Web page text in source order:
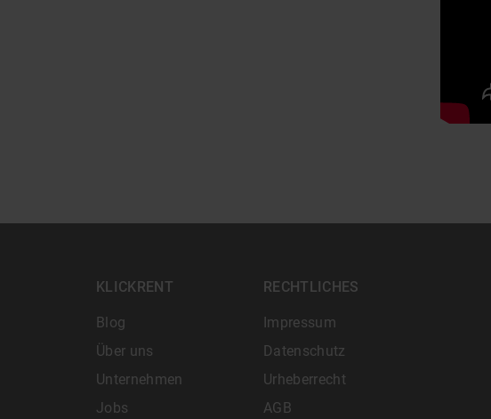
KLICKRENT
Blog
Über uns
Unternehmen
Jobs
RECHTLICHES
Impressum
Datenschutz
Urheberrecht
AGB